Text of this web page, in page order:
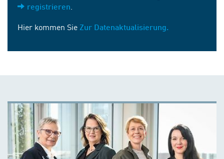
registrieren
Hier kommen Sie Zur Datenaktualisierung.